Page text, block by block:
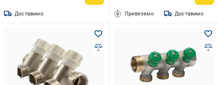
Доставимо Привеземо Доставимо